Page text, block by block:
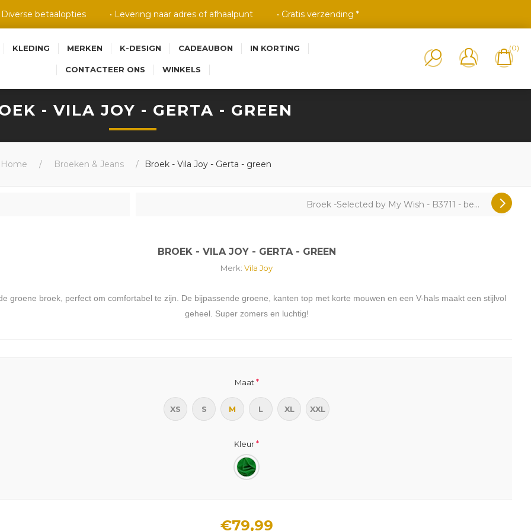
Diverse betaalopties • Levering naar adres of afhaalpunt • Gratis verzending *
KLEDING MERKEN K-DESIGN CADEAUBON IN KORTING
CONTACTEER ONS WINKELS
(0)
Home / Broeken & Jeans / Broek - Vila Joy - Gerta - green
Broek -Selected by My Wish - B3711 - be...
- VILA JOY - GERTA - GREEN
BROEK - VILA JOY - GERTA - GREEN
Merk: Vila Joy
groene broek, perfect om comfortabel te zijn. De bijpassende groene, kanten top met korte mouwen en een V-hals maakt een stijlvol
geheel. Super zomers en luchtig!
Maat *
XS S M L XL XXL
Kleur*
€79,99